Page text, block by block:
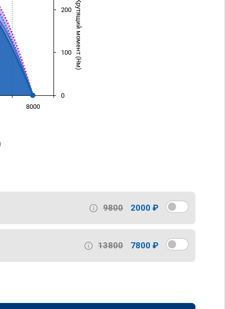
Крутящий момент (Нм)
8000
0
100
200
9800 2000 ₽
13800 7800 ₽